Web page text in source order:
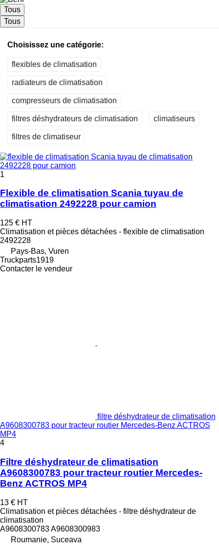
Tous
Tous
Choisissez une catégorie:
flexibles de climatisation
radiateurs de climatisation
compresseurs de climatisation
filtres déshydrateurs de climatisation climatiseurs
filtres de climatiseur
1
Flexible de climatisation Scania tuyau de
climatisation 2492228 pour camion
125 € HT
Climatisation et pièces détachées - flexible de climatisation
2492228
Pays-Bas, Vuren
Truckparts1919
Contacter le vendeur
filtre déshydrateur de climatisation
A9608300783 pour tracteur routier Mercedes-Benz ACTROS
MP4
4
Filtre déshydrateur de climatisation
A9608300783 pour tracteur routier Mercedes-
Benz ACTROS MP4
13 € HT
Climatisation et pièces détachées - filtre déshydrateur de
climatisation
A9608300783 A9608300983
Roumanie, Suceava